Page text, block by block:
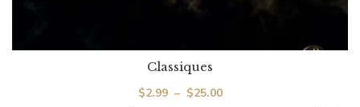
Classiques
$2.99 – $25.00Plage